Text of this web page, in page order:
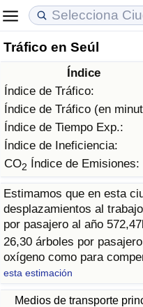
Tráfico en Seúl
Índice
Índice de Tráfico:
Índice de Tráfico (en
Índice de Tiempo Exp.:
Índice de Ineficiencia:
CO2 Índice de Emisiones:
Estimamos que en esta
desplazamientos al
por pasajero al año
26,30 árboles por
oxígeno como para
esta estimación
Medios de transporte
Coste de vida
Índice de Costo de Vida
Índice de Costo de Vida
Índice de costo de vida
en aqaba
Precios de las
Índice de Precios de
Índice de Precios de
Índice de Precios de
Calidad de Vida
Índice de Calidad de Vida
Índice de Calidad de
Índice de calidad de
Delincuencia
Calificación del Índice
(Actual)